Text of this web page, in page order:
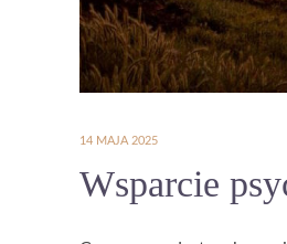
14 MAJA 2025
Wsparcie